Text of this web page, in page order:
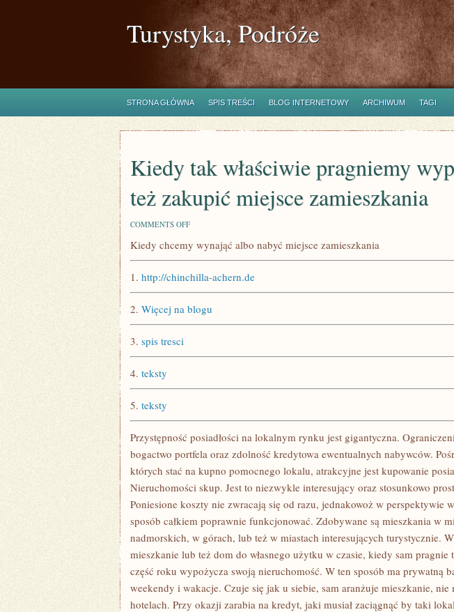
Turystyka, Podróże
STRONA GŁÓWNA SPIS TREŚCI BLOG INTERNETOWY ARCHIWUM TAGI
Kiedy tak właściwie pragniemy
też zakupić miejsce zamieszkania
COMMENTS OFFON
TAK
WŁAŚCIWIE
WYPOŻYCZYĆ
ZAKUPIĆ
MIEJSCE
ZAMIESZKANIA
Kiedy chcemy wynająć albo nabyć miejsce zamieszkania
1. http://chinchilla-achern.de
2. Więcej na blogu
3. spis tresci
4. teksty
5. teksty
Przystępność posiadłości na lokalnym rynku jest gigantyczna.
bogactwo portfela oraz zdolność kredytowa ewentualnych nabywców.
których stać na kupno pomocnego lokalu, atrakcyjne jest kupowanie
Nieruchomości skup. Jest to niezwykle interesujący oraz stosunkowo
Poniesione koszty nie zwracają się od razu, jednakowoż w perspektywie
sposób całkiem poprawnie funkcjonować. Zdobywane są mieszkania w
nadmorskich, w górach, lub też w miastach interesujących turystycznie.
mieszkanie lub też dom do własnego użytku w czasie, kiedy sam
część roku wypożycza swoją nieruchomość. W ten sposób ma prywatną
weekendy i wakacje. Czuje się jak u siebie, sam aranżuje mieszkanie,
hotelach. Przy okazji zarabia na kredyt, jaki musiał zaciągnąć by taki